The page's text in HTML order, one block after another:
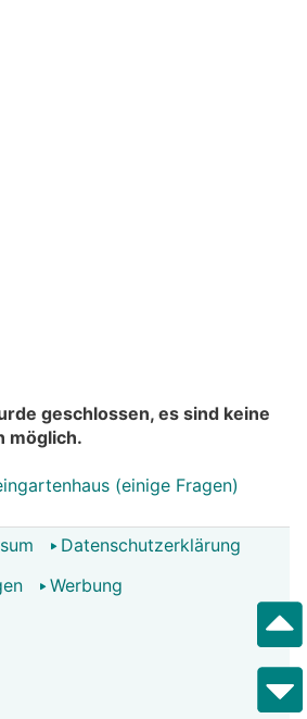
geschlossen, es sind keine
möglich.
(einige Fragen)
Datenschutzerklärung
Werbung